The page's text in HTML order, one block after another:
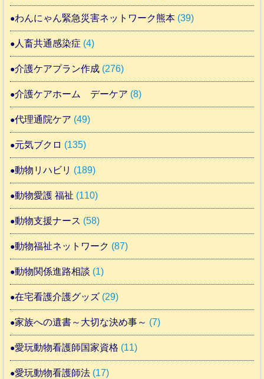
わんにゃん緊急災害ネットワーク熊本 (39)
人畜共通感染症 (4)
介護ケアプラン作成 (276)
介護ケアホーム デーケア (8)
代理通院ケア (49)
元気ブクロ (135)
動物リハビリ (189)
動物愛護 福祉 (110)
動物支援ナース (58)
動物福祉ネットワーク (87)
動物関係進路相談 (1)
在宅看護介護グッズ (29)
家族への遺書～大切な決め事～ (7)
愛玩動物看護師国家資格 (11)
愛玩動物看護師法 (17)